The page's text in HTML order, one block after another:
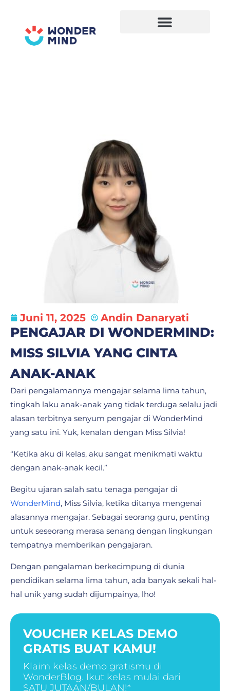
Juni 11, 2025 Andin Danaryati
PENGAJAR DI WONDERMIND:
MISS SILVIA YANG CINTA
ANAK-ANAK
Dari pengalamannya mengajar selama lima tahun,
tingkah laku anak-anak yang tidak terduga selalu jadi
alasan terbitnya senyum pengajar di WonderMind
yang satu ini. Yuk, kenalan dengan Miss Silvia!
“Ketika aku di kelas, aku sangat menikmati waktu
dengan anak-anak kecil.”
Begitu ujaran salah satu tenaga pengajar di
WonderMind, Miss Silvia, ketika ditanya mengenai
alasannya mengajar. Sebagai seorang guru, penting
untuk seseorang merasa senang dengan lingkungan
tempatnya memberikan pengajaran.
Dengan pengalaman berkecimpung di dunia
pendidikan selama lima tahun, ada banyak sekali hal-
hal unik yang sudah dijumpainya, lho!
VOUCHER KELAS DEMO
GRATIS BUAT KAMU!
Klaim kelas demo gratismu di
WonderBlog. Ikut kelas mulai dari
SATU JUTAAN/BULAN!*